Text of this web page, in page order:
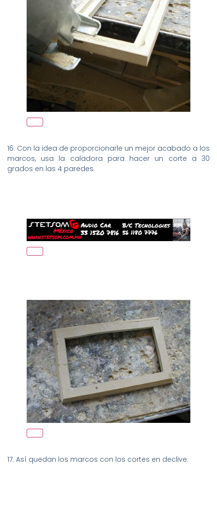
16. Con la idea de proporcionarle un mejor acabado a los
marcos, usa la caladora para hacer un corte a 30
grados en las 4 paredes.
17. Así quedan los marcos con los cortes en declive.